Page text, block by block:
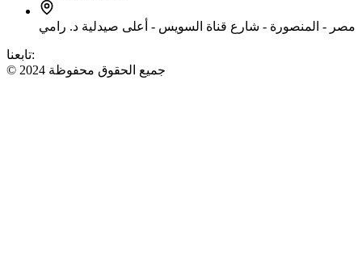
مصر - المنصورة - شارع قناة السويس - أعلى صيدلية د. رامي
تابعنا:
© 2024 جميع الحقوق محفوظة